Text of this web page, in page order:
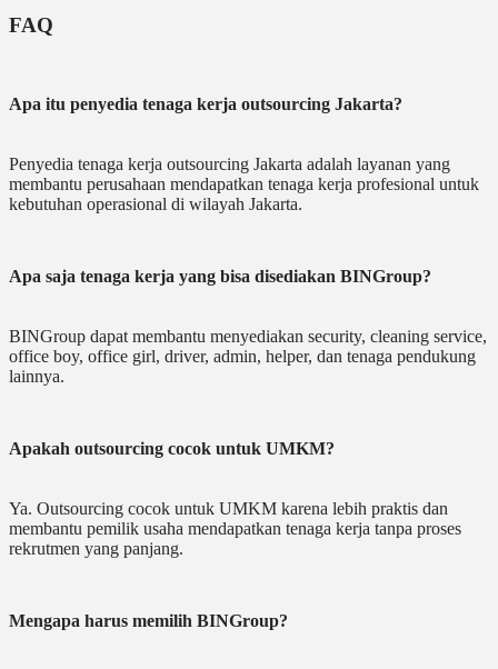
FAQ
Apa itu penyedia tenaga kerja outsourcing Jakarta?
Penyedia tenaga kerja outsourcing Jakarta adalah layanan yang
membantu perusahaan mendapatkan tenaga kerja profesional untuk
kebutuhan operasional di wilayah Jakarta.
Apa saja tenaga kerja yang bisa disediakan BINGroup?
BINGroup dapat membantu menyediakan security, cleaning service,
office boy, office girl, driver, admin, helper, dan tenaga pendukung
lainnya.
Apakah outsourcing cocok untuk UMKM?
Ya. Outsourcing cocok untuk UMKM karena lebih praktis dan
membantu pemilik usaha mendapatkan tenaga kerja tanpa proses
rekrutmen yang panjang.
Mengapa harus memilih BINGroup?